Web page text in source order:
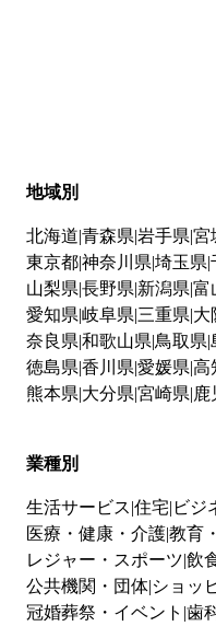
地域別
北海道 青森県 岩手県 宮
東京都神奈川県 埼玉県
山梨県 長野県 新潟県 富
愛知県 岐阜県 三重県 大
奈良県 和歌山県 鳥取県
徳島県 香川県 愛媛県 高
熊本県 大分県 宮崎県 鹿
業種別
生活サービス 住宅 ビジ
医療・健康・介護教育
レジャー・スポーツ 飲
公共機関・団体 ショッ
冠婚葬祭・イベント 歯